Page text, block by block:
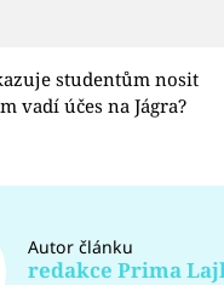
studentům nosit
vadí účes na Jágra?
Autor článku
redakce Prima